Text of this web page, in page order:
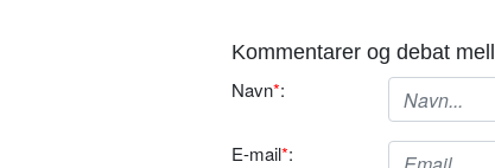
Kommentarer og debat
Navn*:
E-mail*: